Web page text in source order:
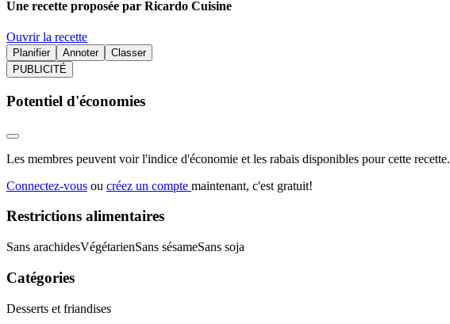
Une recette proposée par Ricardo Cuisine
Ouvrir la recette
Planifier Annoter
Classer
PUBLICITÉ
Potentiel d'économies
Les membres peuvent voir l'indice d'économie et les rabais disponibles pour cette recette.
Connectez-vous ou créez un compte maintenant, c'est gratuit!
Restrictions alimentaires
Sans arachidesVégétarienSans sésameSans soja
Catégories
Desserts et friandises